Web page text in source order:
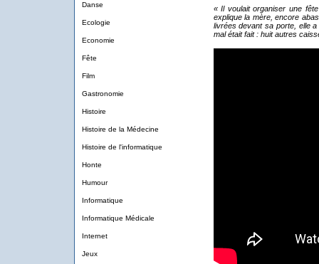
Danse
Ecologie
Economie
Fête
Film
Gastronomie
Histoire
Histoire de la Médecine
Histoire de l'informatique
Honte
Humour
Informatique
Informatique Médicale
Internet
Jeux
« Il voulait organiser une
explique la mère, encore
livrées devant sa porte, elle
mal était fait : huit autres